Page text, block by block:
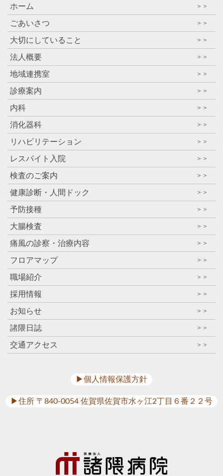
ホーム ＞＞
ごあいさつ ＞＞
大切にしていること ＞＞
法人概要 ＞＞
地域連携室 ＞＞
診療案内 ＞＞
内科 ＞＞
消化器科 ＞＞
リハビリテーション ＞＞
レスパイト入院 ＞＞
検査のご案内 ＞＞
健康診断・人間ドック ＞＞
予防接種 ＞＞
大腸検査 ＞＞
痛風の診察・治療内容 ＞＞
フロアマップ ＞＞
職場紹介 ＞＞
採用情報 ＞＞
お知らせ ＞＞
諸隈日誌 ＞＞
交通アクセス ＞＞
▶︎個人情報保護方針
▶︎住所 〒840-0054 佐賀県佐賀市水ヶ江2丁目６番２２号